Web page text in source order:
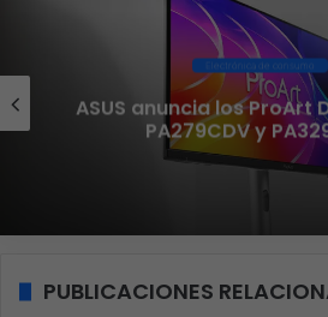
Lenovo impulsa
2026 como
PUBLICACIONES